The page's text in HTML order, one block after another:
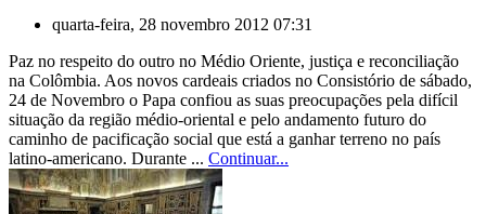
quarta-feira, 28 novembro 2012 07:31
Paz no respeito do outro no Médio Oriente, justiça e reconciliação
na Colômbia. Aos novos cardeais criados no Consistório de sábado,
24 de Novembro o Papa confiou as suas preocupações pela difícil
situação da região médio-oriental e pelo andamento futuro do
caminho de pacificação social que está a ganhar terreno no país
latino-americano. Durante ... Continuar...